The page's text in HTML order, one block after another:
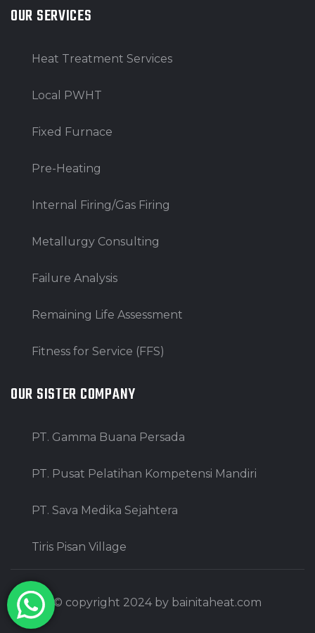
OUR SERVICES
Heat Treatment Services
Local PWHT
Fixed Furnace
Pre-Heating
Internal Firing/Gas Firing
Metallurgy Consulting
Failure Analysis
Remaining Life Assessment
Fitness for Service (FFS)
OUR SISTER COMPANY
PT. Gamma Buana Persada
PT. Pusat Pelatihan Kompetensi Mandiri
PT. Sava Medika Sejahtera
Tiris Pisan Village
© copyright 2024 by bainitaheat.com